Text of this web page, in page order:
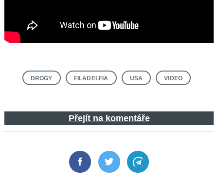
DROGY FILADELFIA USA VIDEO
Přejít na komentáře
FacebookTwitter Telegram